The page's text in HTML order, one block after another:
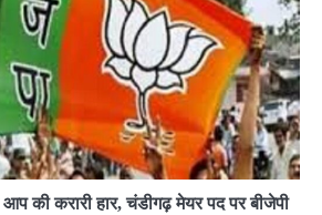
की करारी हार, चंडीगढ़ मेयर पद पर बीजेपी